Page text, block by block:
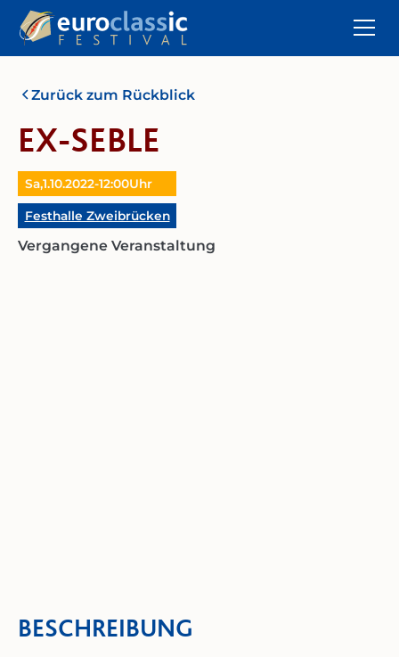
Zurück zum Rückblick
EX-SEBLE
Sa,1.10.2022-12:00Uhr
Festhalle Zweibrücken
Vergangene Veranstaltung
BESCHREIBUNG